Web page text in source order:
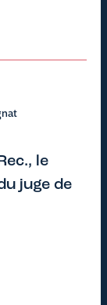
le
juge de